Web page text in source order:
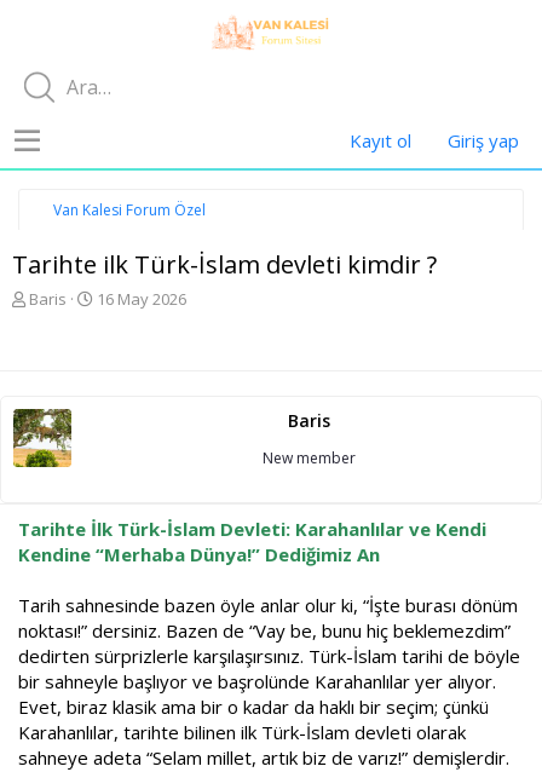
Kayıt ol Giriş yap
Van Kalesi Forum Özel
Tarihte ilk Türk-İslam devleti kimdir ?
K
u
b
a
ş
t
a
Baris
B
r
i
i
16 May 2026
Baris
New member
Tarihte İlk Türk-İslam Devleti: Karahanlılar ve Kendi
Kendine “Merhaba Dünya!” Dediğimiz An
Tarih sahnesinde bazen öyle anlar olur ki, “İşte burası dönüm
noktası!” dersiniz. Bazen de “Vay be, bunu hiç beklemezdim”
dedirten sürprizlerle karşılaşırsınız. Türk-İslam tarihi de böyle
bir sahneyle başlıyor ve başrolünde Karahanlılar yer alıyor.
Evet, biraz klasik ama bir o kadar da haklı bir seçim; çünkü
Karahanlılar, tarihte bilinen ilk Türk-İslam devleti olarak
sahneye adeta “Selam millet, artık biz de varız!” demişlerdir.